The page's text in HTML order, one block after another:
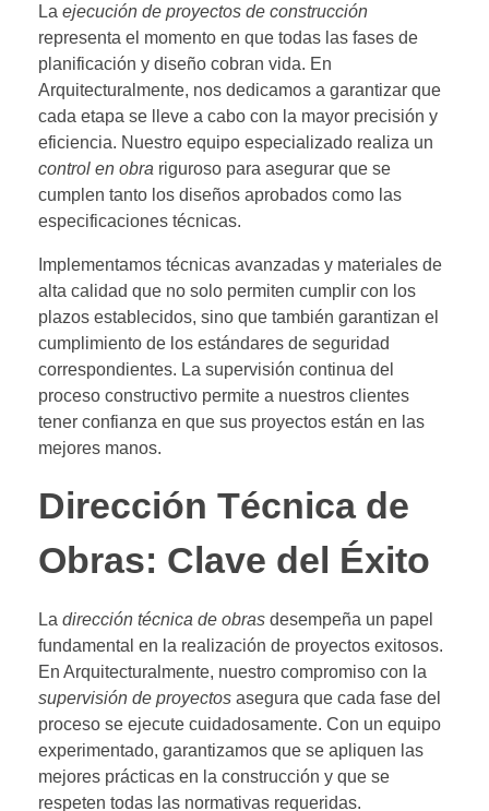
La ejecución de proyectos de construcción
representa el momento en que todas las fases de
planificación y diseño cobran vida. En
Arquitecturalmente, nos dedicamos a garantizar que
cada etapa se lleve a cabo con la mayor precisión y
eficiencia. Nuestro equipo especializado realiza un
control en obra riguroso para asegurar que se
cumplen tanto los diseños aprobados como las
especificaciones técnicas.
Implementamos técnicas avanzadas y materiales de
alta calidad que no solo permiten cumplir con los
plazos establecidos, sino que también garantizan el
cumplimiento de los estándares de seguridad
correspondientes. La supervisión continua del
proceso constructivo permite a nuestros clientes
tener confianza en que sus proyectos están en las
mejores manos.
Dirección Técnica de
Obras: Clave del Éxito
La dirección técnica de obras desempeña un papel
fundamental en la realización de proyectos exitosos.
En Arquitecturalmente, nuestro compromiso con la
supervisión de proyectos asegura que cada fase del
proceso se ejecute cuidadosamente. Con un equipo
experimentado, garantizamos que se apliquen las
mejores prácticas en la construcción y que se
respeten todas las normativas requeridas.